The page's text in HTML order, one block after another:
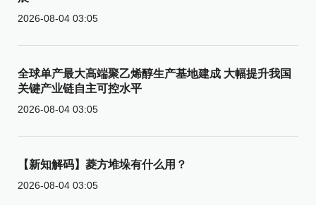
2026-08-04 03:05
全球单产最大高端聚乙烯醇生产基地建成 大幅提升我国
关键产业链自主可控水平
2026-08-04 03:05
【新知解码】菱方堆垛有什么用？
2026-08-04 03:05